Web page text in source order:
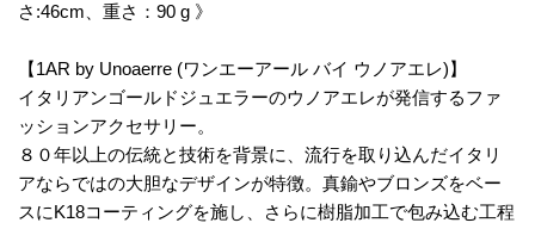
さ:46cm、重さ：90 g 》
【1AR by Unoaerre (ワンエーアール バイ ウノアエレ)】
イタリアンゴールドジュエラーのウノアエレが発信するファ
ッションアクセサリー。
８０年以上の伝統と技術を背景に、流行を取り込んだイタリ
アならではの大胆なデザインが特徴。真鍮やブロンズをベー
スにK18コーティングを施し、さらに樹脂加工で包み込む工程